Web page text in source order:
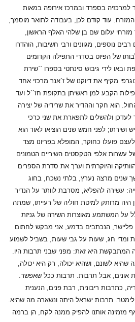
למרכזיה בספרד ובמרכז אירופה במאות
עוד קודם לכן, בעבודה לתואר מוסמך,
מזרחי עלום שם בן שלהי האלף הראשון,
נוספים, מגוונים ורבי חשיבות, הוהדרו
של הפיוט בסדרי התפילה הקדומים
ובאו לידי גיבוש סינתטי בספרו ``שירת
במחקר מונוגרפי מקיף את דיוקנו של ז`אנר מרכזי אחד
הקבע למן ראשיתן בתקופת חז``ל ועד
הוא חקר וההדיר את שרידיה של יצירה
ולהשלים לתפארת את שני כרכי
ושירתו; לפני חמש שנים הוציאו לאור הוא
פועלו כחוקר, המופלא בפריונו מצד
השלמת קיטלוגם המקיף של עשרות אלפי הטקסטים השיריים הטמונים
והיוקרתית וערך את סדרת הספרים
שנים מרצה נערץ, בלתי נשכח, בחוג
עשירה להפליא, מסרבת לוותר על הנדיר
היה מרותק למיטת חוליה של רעייתו, שמתה
על המשתמע מאוצרות השירה של גניזת
פליישר, הנכתבים בדמע, אני מבקש לחתום
ומדי חג, שעות על גבי שעות, בשביל לשמוע
המתבקשת היא זאת: מפני שבני תרבות היו.
שהיא לשונם, ושהיא יכולה, רק היא יכולה,
אונים, אבל תרבות. תרבות ככל שאפשר.
כתרבות ריבונית, רבת פנים, הנענית
תרבות ישראל היתה ונשארה מה שהיא.
מזמינה אותנו להפיק ממנה לקח, הן ברמה